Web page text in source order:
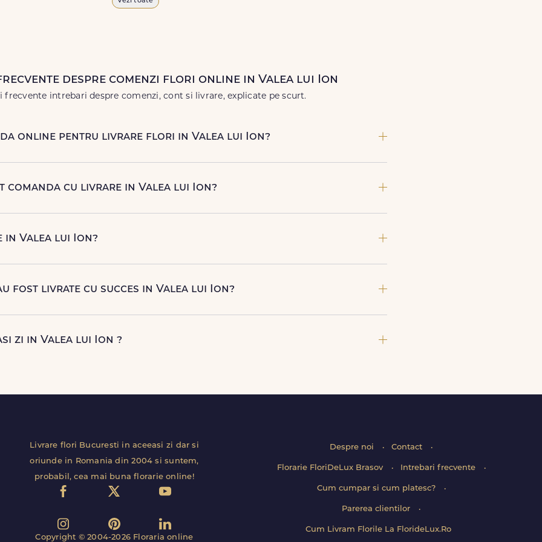
despre comenzi flori online in Valea lui Ion
frecvente intrebari despre comenzi, cont si livrare, explicate pe scurt.
online pentru livrare flori in Valea lui Ion?
cu livrare in Valea lui Ion?
Valea lui Ion?
fost livrate cu succes in Valea lui Ion?
zi in Valea lui Ion ?
Livrare flori Bucuresti in aceeasi zi dar si
oriunde in Romania din 2004 si suntem,
probabil, cea mai buna florarie online!
Copyright © 2004-2026 Floraria online
Despre noi Contact
Florarie FloriDeLux Brasov Intrebari frecvente
Cum cumpar si cum platesc?
Parerea clientilor
Cum Livram Florile La FlorideLux.Ro